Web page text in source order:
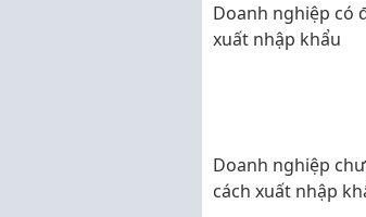
Doanh nghiệp có
xuất nhập khẩu
Doanh nghiệp
cách xuất nhập